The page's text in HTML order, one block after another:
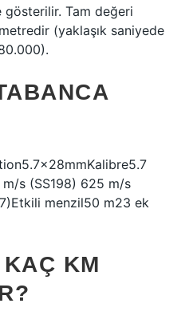
gösterilir. Tam değeri
(yaklaşık saniyede
m/s (SS198) 625 m/s
menzil50 m23 ek
KM